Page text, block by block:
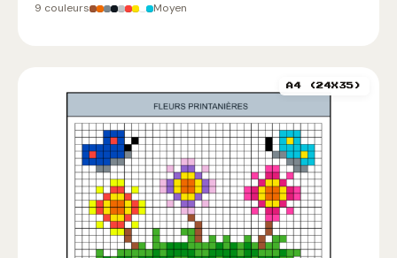
9 couleurs Moyen
A4 (24X35)